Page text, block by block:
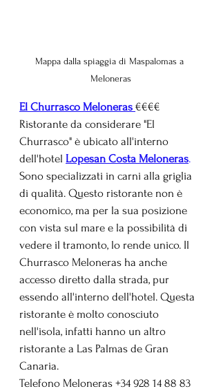
Mappa dalla spiaggia di Maspalomas a
Meloneras
El Churrasco Meloneras €€€€
Ristorante da considerare "El
Churrasco" è ubicato all'interno
dell'hotel Lopesan Costa Meloneras.
Sono specializzati in carni alla griglia
di qualità. Questo ristorante non è
economico, ma per la sua posizione
con vista sul mare e la possibilità di
vedere il tramonto, lo rende unico. Il
Churrasco Meloneras ha anche
accesso diretto dalla strada, pur
essendo all'interno dell'hotel. Questa
ristorante è molto conosciuto
nell'isola, infatti hanno un altro
ristorante a Las Palmas de Gran
Canaria.
Telefono Meloneras +34 928 14 88 83